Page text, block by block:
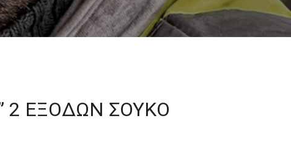
2 ΕΞΟΔΩΝ ΣΟΥΚΟ